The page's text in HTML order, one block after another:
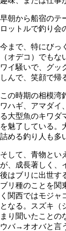
早朝から船宿のテ
ロットルで釣り会
今まで、特にびっ
（オデコ）でも
ワイ騒いで、グッ
しんで、笑顔で帰
この時期の相模湾
ワハギ、アマダイ
る大型魚のキワダ
を魅了している。
詰める釣り人も多
そして、青物とい
が、成長著しく、
後はブリに出世す
ブリ種のことを
く関西ではモジ
となる。スズキ
まり聞いたこと
ウバ→オオバと言